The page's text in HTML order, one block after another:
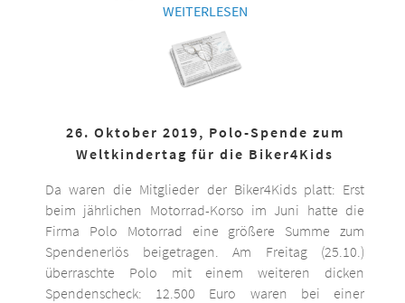
WEITERLESEN
26. Oktober 2019, Polo-Spende zum
Weltkindertag für die Biker4Kids
Da waren die Mitglieder der Biker4Kids platt: Erst
beim jährlichen Motorrad-Korso im Juni hatte die
Firma Polo Motorrad eine größere Summe zum
Spendenerlös beigetragen. Am Freitag (25.10.)
überraschte Polo mit einem weiteren dicken
Spendenscheck: 12.500 Euro waren bei einer